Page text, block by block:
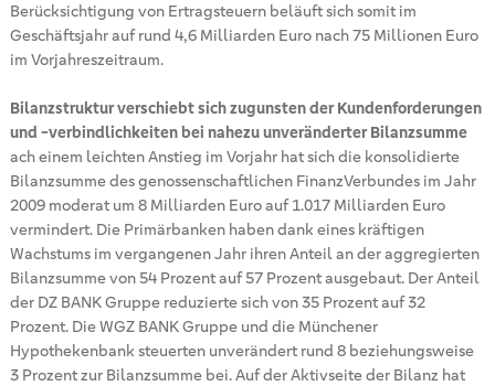
Berücksichtigung von Ertragsteuern beläuft sich somit im
Geschäftsjahr auf rund 4,6 Milliarden Euro nach 75 Millionen Euro
im Vorjahreszeitraum.
Bilanzstruktur verschiebt sich zugunsten der Kundenforderungen
und -verbindlichkeiten bei nahezu unveränderter Bilanzsumme
ach einem leichten Anstieg im Vorjahr hat sich die konsolidierte
Bilanzsumme des genossenschaftlichen FinanzVerbundes im Jahr
2009 moderat um 8 Milliarden Euro auf 1.017 Milliarden Euro
vermindert. Die Primärbanken haben dank eines kräftigen
Wachstums im vergangenen Jahr ihren Anteil an der aggregierten
Bilanzsumme von 54 Prozent auf 57 Prozent ausgebaut. Der Anteil
der DZ BANK Gruppe reduzierte sich von 35 Prozent auf 32
Prozent. Die WGZ BANK Gruppe und die Münchener
Hypothekenbank steuerten unverändert rund 8 beziehungsweise
3 Prozent zur Bilanzsumme bei. Auf der Aktivseite der Bilanz hat